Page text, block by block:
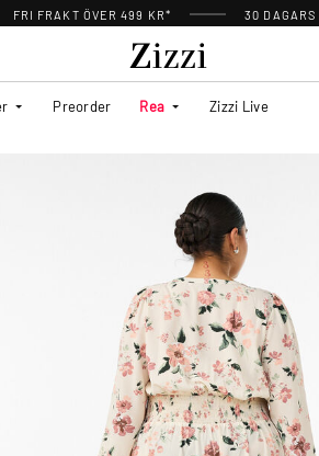
FRI FRAKT ÖVER 499 KR* 30 DAGARS
Preorder Rea Zizzi Live